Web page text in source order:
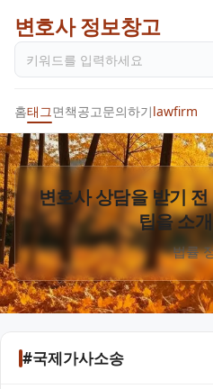
변호사 정보창고
홈태그면책공고문의하기lawfirm
변호사 상담을 받기
팁을 소
법률
#국제가사소송